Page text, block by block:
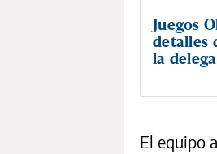
Juegos
detalles
la
El equipo